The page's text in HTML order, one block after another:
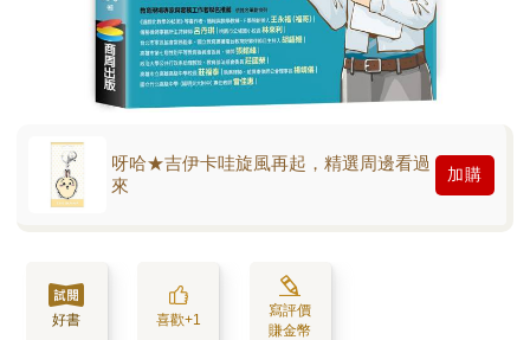
呀哈★吉伊卡哇旋風再起，精選周邊看過
來
加購
好書 喜歡+1
寫評價
賺金幣